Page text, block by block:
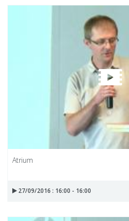
Atrium
27/09/2016 : 16:00 - 16:00